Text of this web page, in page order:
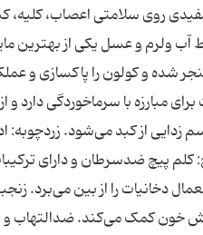
روی سلامتی اعصاب،
ولرم و عسل یکی از بهترین
شده و کولون را پاکسازی و
مبارزه با سرماخوردگی
سم زدایی از کبد می‌شود.
کلم پیچ ضدسرطان و دارای
دخانیات را از بین می‌برد.
خون کمک می‌کند. ضدالتهاب و